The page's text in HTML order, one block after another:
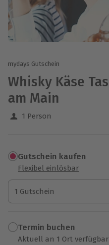
mydays Gutschein
Whisky Käse
am Main
1 Person
Gutschein kaufen
Flexibel einlösbar
1 Gutschein
1 Gutschein
1 Gutschein
Termin buchen
Aktuell an 1 Ort verfügbar